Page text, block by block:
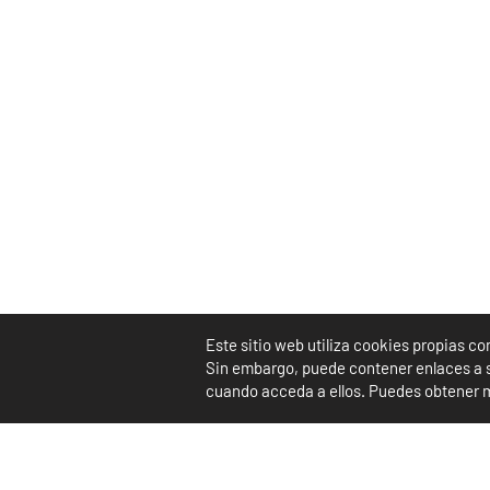
Este sitio web utiliza cookies propias
Sin embargo, puede contener enlaces
cuando acceda a ellos. Puedes